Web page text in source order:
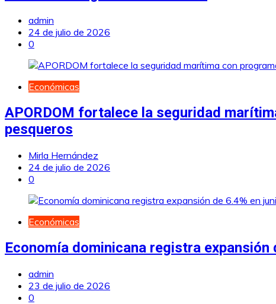
admin
24 de julio de 2026
0
Económicas
APORDOM fortalece la seguridad
pesqueros
Mirla Hernández
24 de julio de 2026
0
Económicas
Economía dominicana registra expansión
admin
23 de julio de 2026
0